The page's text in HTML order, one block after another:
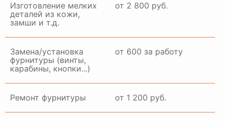
Изготовление мелких
деталей из кожи,
замши и т.д.
от 2 800 руб.
Замена/установка
фурнитуры (винты,
карабины, кнопки...)
от 600 за работу
Ремонт фурнитуры от 1 200 руб.